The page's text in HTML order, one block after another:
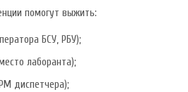
помогут выжить:
БСУ, РБУ);
лаборанта);
диспетчера);